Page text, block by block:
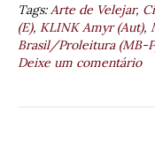
Tags:Arte de Velejar,
(E), KLINK Amyr (Aut),
Brasil/Proleitura (MB-
Deixe um comentário